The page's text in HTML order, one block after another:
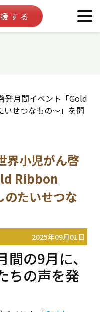
する
発月間イベント「Gold
せつなもの～」を開
界小児がん啓
Ribbon
たいせつな
2025年09月01日
の9月に、
ちの声を発